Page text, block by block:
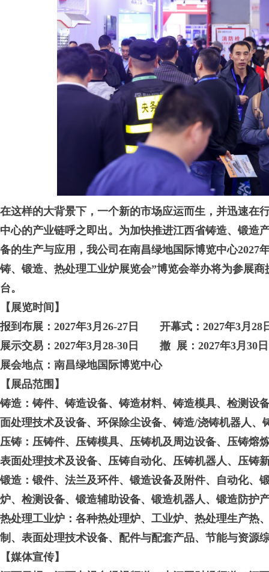
在这样的大背景下，一个新的市场应运而生，并迅速在
中心的产业链呼之即出。为加快推进江西省铸造、锻造
备的生产与应用，我公司在南昌绿地国际博览中心2027
铸、锻造、热处理工业炉展览会”博览会举办将为参展
台。
【展览时间】
报到布展：2027年3月26-27日
展示交易：2027年3月28-30日 撤 展：2027年3月30日
展会地点：南昌绿地国际博览中心
【展品范围 】
铸造 ：铸件、铸造设备、铸造材料、铸造模具、检测
面处理技术及设备、环保除尘设备、铸造/浇铸机器人、
压铸： 压铸件、压铸模具、压铸机及周边设备、压铸熔
表面处理技术及设备、压铸自动化、压铸机器人、压铸
锻造： 锻件、法兰及环件、锻造设备及附件、自动化、
炉、检测设备、锻造辅助设备、锻造机器人、锻造防护
热处理工业炉 ：各种热处理炉、工业炉、热处理生产热
制、表面处理技术设备、配件与配套产品、节能与资源
【媒体宣传】